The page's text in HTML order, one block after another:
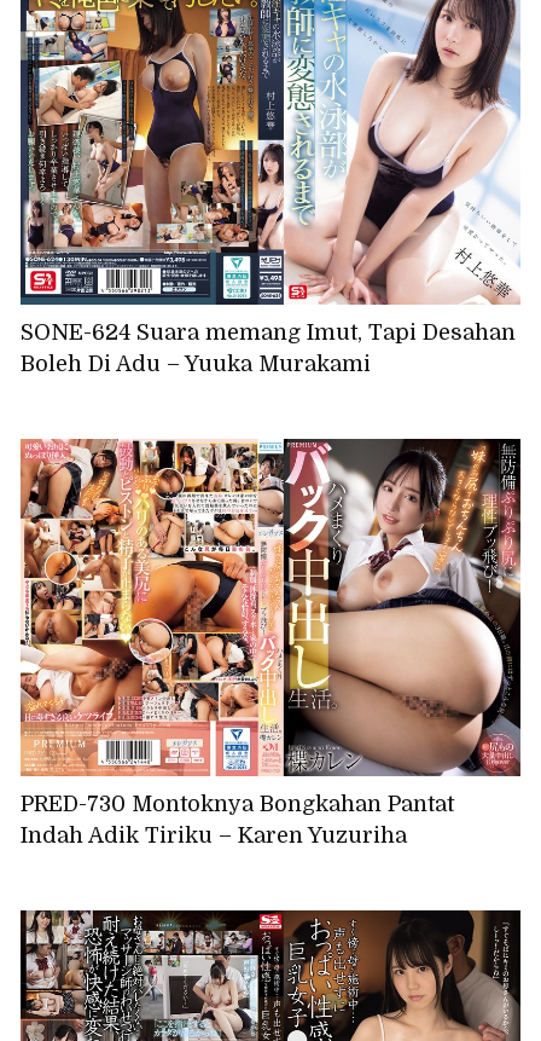
SONE-624 Suara memang Imut, Tapi Desahan
Boleh Di Adu – Yuuka Murakami
PRED-730 Montoknya Bongkahan Pantat
Indah Adik Tiriku – Karen Yuzuriha